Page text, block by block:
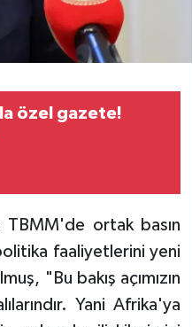
özel gazete!
TBMM'de ortak basın
faaliyetlerini yeni
"Bu bakış açımızın
Yani Afrika'ya